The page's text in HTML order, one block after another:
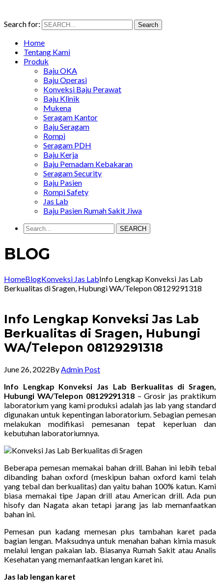
Search for: Search
Home
Tentang Kami
Produk
Baju OKA
Baju Operasi
Konveksi Baju Perawat
Baju Klinik
Mukena
Seragam Kantor
Baju Seragam
Rompi
Seragam PDH
Baju Kerja
Baju Pemadam Kebakaran
Seragam Security
Baju Pasien
Rompi Safety
Jas Lab
Baju Pasien Rumah Sakit Jiwa
SEARCH
BLOG
HomeBlogKonveksi Jas LabInfo Lengkap Konveksi Jas Lab
Berkualitas di Sragen, Hubungi WA/Telepon 08129291318
Info Lengkap Konveksi Jas Lab
Berkualitas di Sragen, Hubungi
WA/Telepon 08129291318
June 26, 2022By Admin Post
Info Lengkap Konveksi Jas Lab Berkualitas di Sragen,
Hubungi WA/Telepon 08129291318– Grosir jas praktikum
laboratorium yang kami produksi adalah jas lab yang standard
digunakan untuk kepentingan laboratorium. Sebagian pemesan
melakukan modifikasi pemesanan tepat keperluan dan
kebutuhan laboratoriumnya.
Beberapa pemesan memakai bahan drill. Bahan ini lebih tebal
dibanding bahan oxford (meskipun bahan oxford kami telah
yang tebal dan berkualitas) dan yaitu bahan 100% katun. Kami
biasa memakai tipe Japan drill atau American drill. Ada pun
hisofy dan Nagata akan tetapi jarang jas lab memanfaatkan
bahan ini.
Pemesan pun kadang memesan plus tambahan karet pada
bagian lengan. Maksudnya untuk menahan bahan kimia masuk
melalui lengan pakaian lab. Biasanya Rumah Sakit atau Analis
Kesehatan yang memanfaatkan lengan karet ini.
Jas lab lengan karet